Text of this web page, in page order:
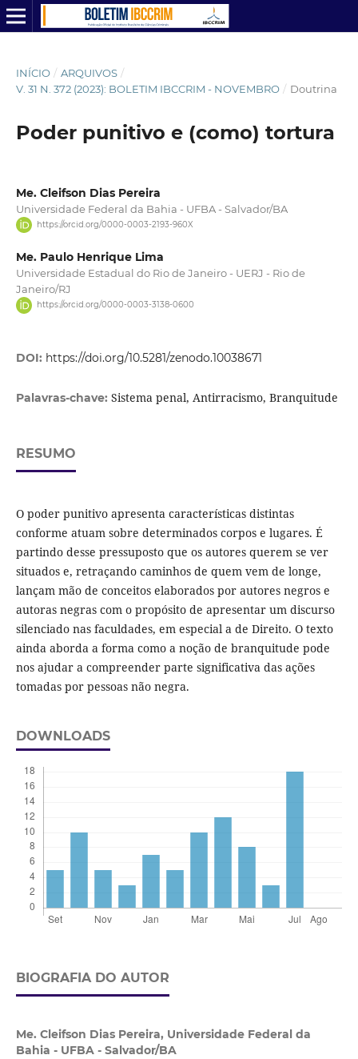
INÍCIO / ARQUIVOS /
V. 31 N. 372 (2023): BOLETIM IBCCRIM - NOVEMBRO / Doutrina
Poder punitivo e (como) tortura
Me. Cleifson Dias Pereira
Universidade Federal da Bahia - UFBA - Salvador/BA
https://orcid.org/0000-0003-2193-960X
Me. Paulo Henrique Lima
Universidade Estadual do Rio de Janeiro - UERJ - Rio de
Janeiro/RJ
https://orcid.org/0000-0003-3138-0600
DOI: https://doi.org/10.5281/zenodo.10038671
Palavras-chave: Sistema penal, Antirracismo, Branquitude
RESUMO
O poder punitivo apresenta características distintas
conforme atuam sobre determinados corpos e lugares. É
partindo desse pressuposto que os autores querem se ver
situados e, retraçando caminhos de quem vem de longe,
lançam mão de conceitos elaborados por autores negros e
autoras negras com o propósito de apresentar um discurso
silenciado nas faculdades, em especial a de Direito. O texto
ainda aborda a forma como a noção de branquitude pode
nos ajudar a compreender parte significativa das ações
tomadas por pessoas não negra.
DOWNLOADS
BIOGRAFIA DO AUTOR
Me. Cleifson Dias Pereira, Universidade Federal da
Bahia - UFBA - Salvador/BA